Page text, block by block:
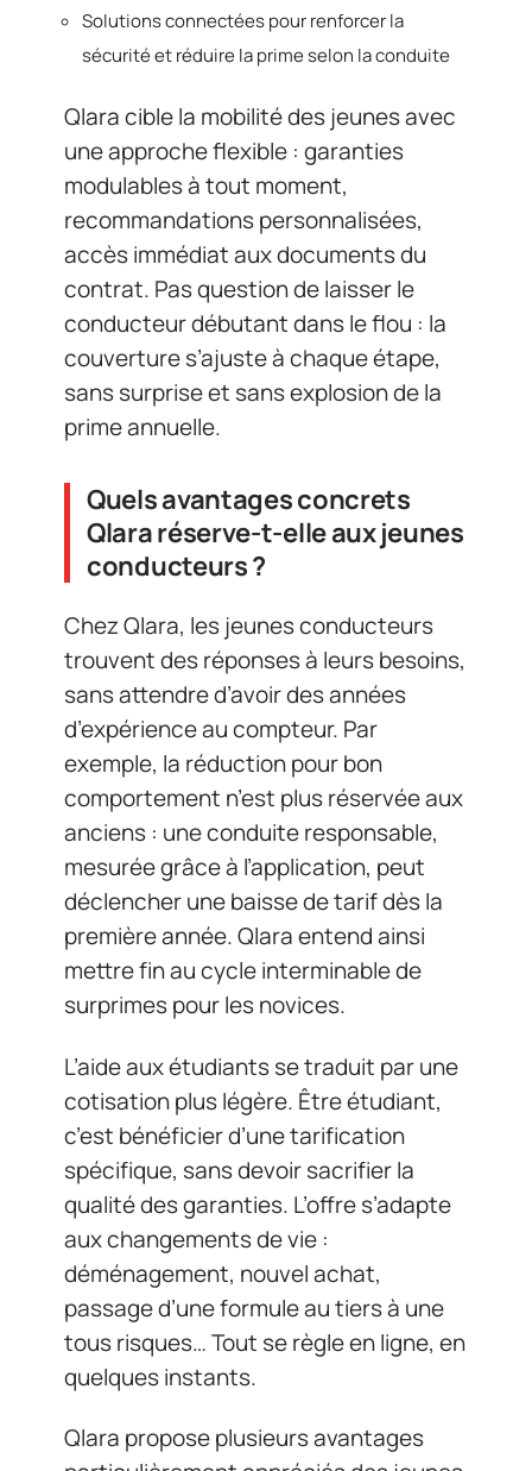
Solutions connectées pour renforcer la
sécurité et réduire la prime selon la conduite
Qlara cible la mobilité des jeunes avec
une approche flexible : garanties
modulables à tout moment,
recommandations personnalisées,
accès immédiat aux documents du
contrat. Pas question de laisser le
conducteur débutant dans le flou : la
couverture s’ajuste à chaque étape,
sans surprise et sans explosion de la
prime annuelle.
Quels avantages concrets
Qlara réserve-t-elle aux jeunes
conducteurs ?
Chez Qlara, les jeunes conducteurs
trouvent des réponses à leurs besoins,
sans attendre d’avoir des années
d’expérience au compteur. Par
exemple, la réduction pour bon
comportement n’est plus réservée aux
anciens : une conduite responsable,
mesurée grâce à l’application, peut
déclencher une baisse de tarif dès la
première année. Qlara entend ainsi
mettre fin au cycle interminable de
surprimes pour les novices.
L’aide aux étudiants se traduit par une
cotisation plus légère. Être étudiant,
c’est bénéficier d’une tarification
spécifique, sans devoir sacrifier la
qualité des garanties. L’offre s’adapte
aux changements de vie :
déménagement, nouvel achat,
passage d’une formule au tiers à une
tous risques… Tout se règle en ligne, en
quelques instants.
Qlara propose plusieurs avantages